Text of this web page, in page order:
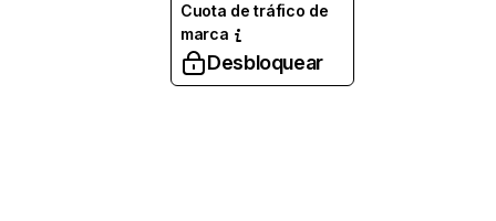
Cuota de tráfico de
marca
Desbloquear